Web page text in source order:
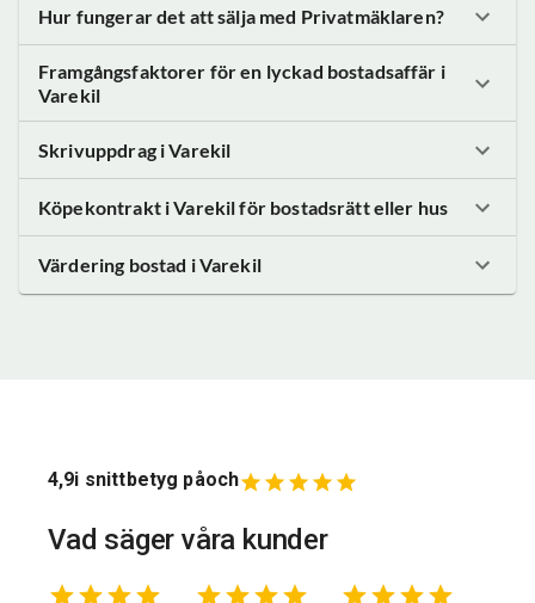
Hur fungerar det att sälja med Privatmäklaren?
Framgångsfaktorer för en lyckad bostadsaffär i
Varekil
Skrivuppdrag i Varekil
Köpekontrakt i Varekilför bostadsrätt eller hus
Värdering bostad i Varekil
4,9i snittbetyg påoch
Vad säger våra kunder